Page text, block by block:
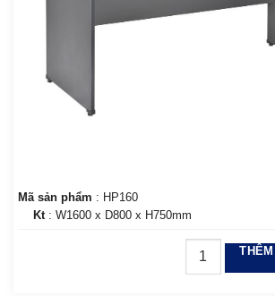
Mã sản phẩm : HP160
Kt: W1600 x D800 x H750mm